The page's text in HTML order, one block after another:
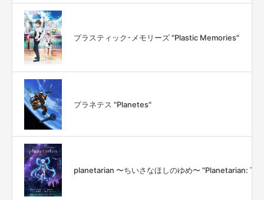
プラスティック･メモリーズ "Plastic Memories"
プラネテス "Planetes"
planetarian 〜ちいさなほしのゆめ〜 "Planetarian: